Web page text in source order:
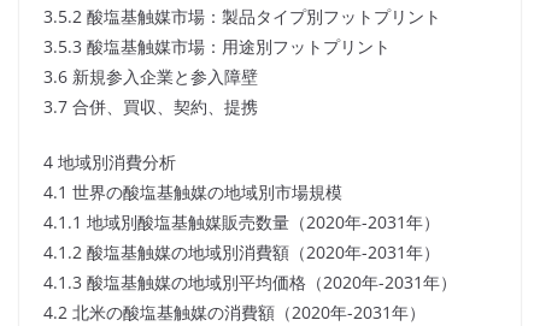
3.5.2 酸塩基触媒市場：製品タイプ別フットプリント
3.5.3 酸塩基触媒市場：用途別フットプリント
3.6 新規参入企業と参入障壁
3.7 合併、買収、契約、提携
4 地域別消費分析
4.1 世界の酸塩基触媒の地域別市場規模
4.1.1 地域別酸塩基触媒販売数量（2020年-2031年）
4.1.2 酸塩基触媒の地域別消費額（2020年-2031年）
4.1.3 酸塩基触媒の地域別平均価格（2020年-2031年）
4.2 北米の酸塩基触媒の消費額（2020年-2031年）